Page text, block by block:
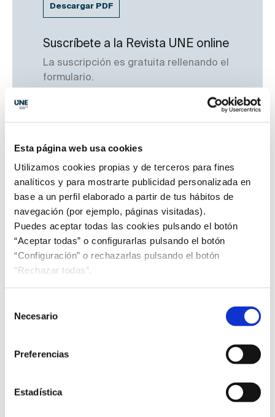
Esta página web usa cookies
Utilizamos cookies propias y de terceros para fines
analíticos y para mostrarte publicidad personalizada en
base a un perfil elaborado a partir de tus hábitos de
navegación (por ejemplo, páginas visitadas).
Puedes aceptar todas las cookies pulsando el botón
“Aceptar todas” o configurarlas pulsando el botón
“Configuración” o rechazarlas pulsando el botón
“Rechazar todas”.
Necesario
Preferencias
Estadística
Descargar PDF
Suscríbete a la Revista UNE online
La suscripción es gratuita rellenando el
formulario.
Suplemento Normas al día
Descargar ahora